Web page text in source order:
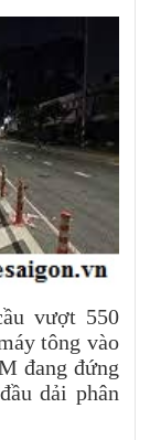
vượt 550
tông vào
đang đứng
dải phân